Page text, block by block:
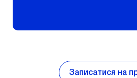
Записатися на